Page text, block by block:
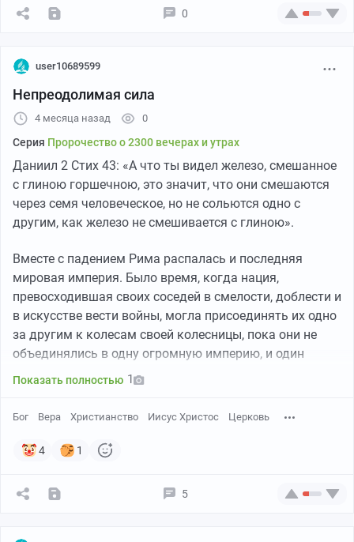
0
user10689599
Непреодолимая сила
4 месяца назад 0
Серия Пророчество о 2300 вечерах и утрах
Даниил 2 Стих 43: «А что ты видел железо, смешанное
с глиною горшечною, это значит, что они смешаются
через семя человеческое, но не сольются одно с
другим, как железо не смешивается с глиною».
Вместе с падением Рима распалась и последняя
мировая империя. Было время, когда нация,
превосходившая своих соседей в смелости, доблести и
в искусстве вести войны, могла присоединять их одно
за другим к колесам своей колесницы, пока они не
объединялись в одну огромную империю, и один
человек, воссевший на главенствующем престоле, мог
земли. Однако с падением Рима такие возможности
своей значимости, империя раскололась на части,
смешано с глиной. Элементы потеряли силу
соединяться, и ни один человек и никакое общество не
Показать полностью 1
Бог Вера Христианство Иисус Христос Церковь
4 1
5